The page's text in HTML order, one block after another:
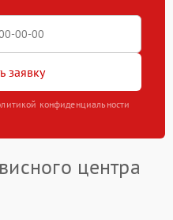
заявку
конфиденциальности
центра